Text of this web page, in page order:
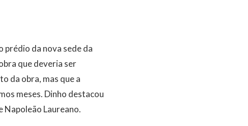
da nova sede da
que deveria ser
da obra, mas que a
meses. Dinho destacou
Laureano.